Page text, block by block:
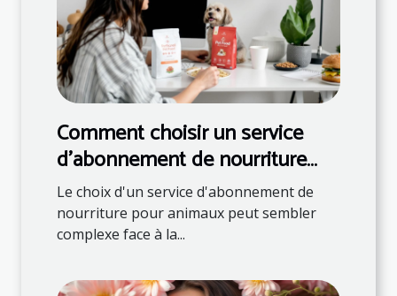
Comment choisir un service
d'abonnement de nourriture
pour animaux ?
Le choix d'un service d'abonnement de
nourriture pour animaux peut sembler
complexe face à la...